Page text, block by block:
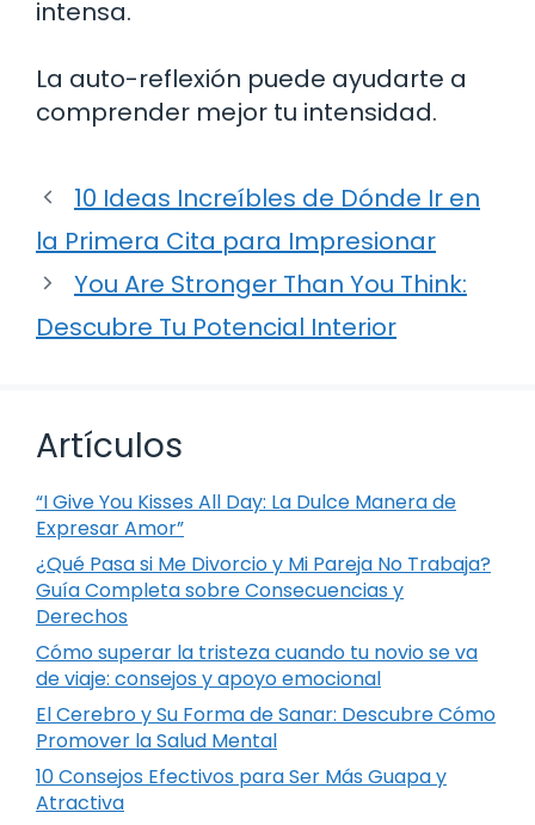
intensa.
La auto-reflexión puede ayudarte a
comprender mejor tu intensidad.
10 Ideas Increíbles de Dónde Ir en
la Primera Cita para Impresionar
You Are Stronger Than You Think:
Descubre Tu Potencial Interior
Artículos
“I Give You Kisses All Day: La Dulce Manera de
Expresar Amor”
¿Qué Pasa si Me Divorcio y Mi Pareja No Trabaja?
Guía Completa sobre Consecuencias y
Derechos
Cómo superar la tristeza cuando tu novio se va
de viaje: consejos y apoyo emocional
El Cerebro y Su Forma de Sanar: Descubre Cómo
Promover la Salud Mental
10 Consejos Efectivos para Ser Más Guapa y
Atractiva